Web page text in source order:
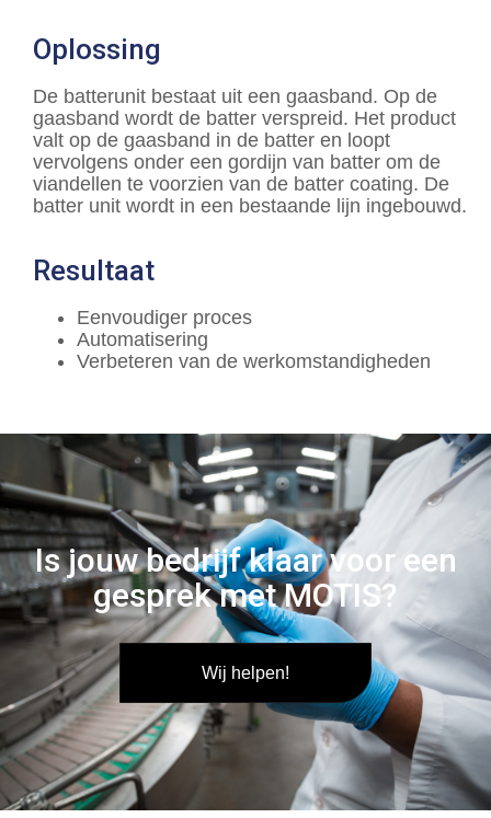
Oplossing
De batterunit bestaat uit een gaasband. Op de
gaasband wordt de batter verspreid. Het product
valt op de gaasband in de batter en loopt
vervolgens onder een gordijn van batter om de
viandellen te voorzien van de batter coating. De
batter unit wordt in een bestaande lijn ingebouwd.
Resultaat
Eenvoudiger proces
Automatisering
Verbeteren van de werkomstandigheden
Is jouw bedrijf klaar voor een
gesprek met MOTIS?
Wij helpen!